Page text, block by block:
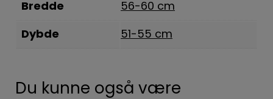
Bredde 56-60 cm
Dybde 51-55 cm
Du kunne også være